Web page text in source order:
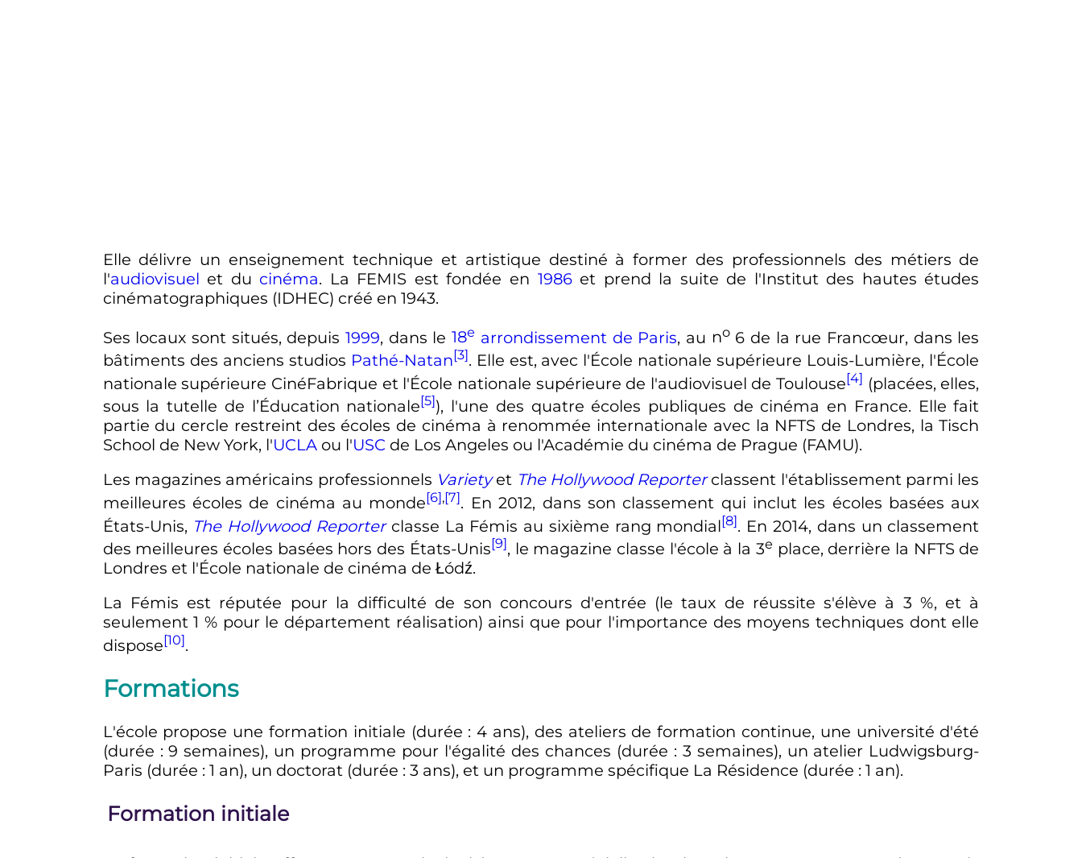
Elle délivre un enseignement technique et artistique destiné à former des professionnels des métiers de
l'audiovisuel et du cinéma. La FEMIS est fondée en 1986et prend la suite de l'Institut des hautes études
cinématographiques (IDHEC) créé en 1943.
Ses locaux sont situés, depuis1999, dans le18e arrondissement de Paris, au no6 de la rue Francœur, dans les
bâtiments des anciens studios Pathé-Natan[3]. Elle est, avec l'École nationale supérieure Louis-Lumière, l'École
nationale supérieure CinéFabrique et l'École nationale supérieure de l'audiovisuel de Toulouse[4] (placées, elles,
sous la tutelle de l’Éducation nationale[5]), l'une des quatre écoles publiques de cinéma en France. Elle fait
partie du cercle restreint des écoles de cinéma à renommée internationale avec la NFTS de Londres, la Tisch
School de New York, l'UCLAou l'USC de Los Angeles ou l'Académie du cinéma de Prague (FAMU).
Les magazines américains professionnels Varietyet The Hollywood Reporterclassent l'établissement parmi les
meilleures écoles de cinéma au monde[6],[7]. En 2012, dans son classement qui inclut les écoles basées aux
États-Unis, The Hollywood Reporterclasse La Fémis au sixième rang mondial[8]. En 2014, dans un classement
des meilleures écoles basées hors des États-Unis[9], le magazine classe l'école à la 3e place, derrière la NFTS de
Londres et l'École nationale de cinéma de Łódź.
La Fémis est réputée pour la difficulté de son concours d'entrée (le taux de réussite s'élève à 3 %, et à
seulement 1 % pour le département réalisation) ainsi que pour l'importance des moyens techniques dont elle
dispose[10].
Formations
L'école propose une formation initiale (durée : 4 ans), des ateliers de formation continue, une université d'été
(durée : 9 semaines), un programme pour l'égalité des chances (durée : 3 semaines), un atelier Ludwigsburg-
Paris (durée : 1 an), un doctorat (durée : 3 ans), et un programme spécifique La Résidence (durée : 1 an).
Formation initiale